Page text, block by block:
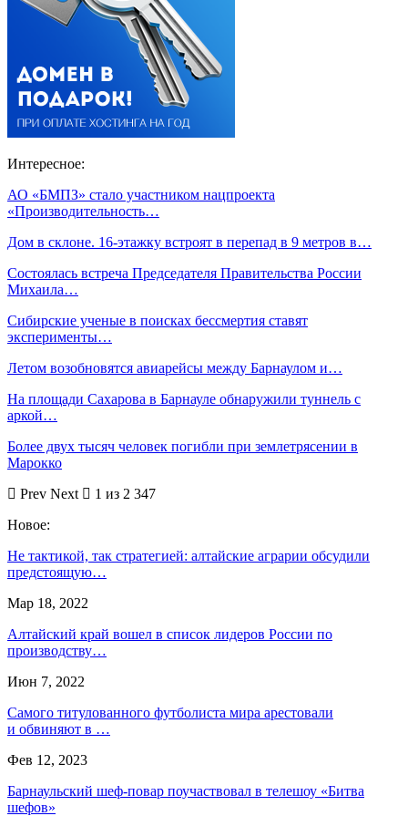
Интересное:
АО «БМПЗ» стало участником нацпроекта
«Производительность…
Дом в склоне. 16-этажку встроят в перепад в 9 метров в…
Состоялась встреча Председателя Правительства России
Михаила…
Сибирские ученые в поисках бессмертия ставят
эксперименты…
Летом возобновятся авиарейсы между Барнаулом и…
На площади Сахарова в Барнауле обнаружили туннель с
аркой…
Более двух тысяч человек погибли при землетрясении в
Марокко
Prev Next
1 из 2 347
Новое:
Не тактикой, так стратегией: алтайские аграрии обсудили
предстоящую…
Мар 18, 2022
Алтайский край вошел в список лидеров России по
производству…
Июн 7, 2022
Самого титулованного футболиста мира арестовали
и обвиняют в …
Фев 12, 2023
Барнаульский шеф-повар поучаствовал в телешоу «Битва
шефов»